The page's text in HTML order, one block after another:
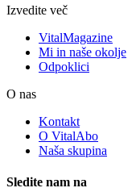
Izvedite več
VitalMagazine
Mi in naše okolje
Odpoklici
O nas
Kontakt
O VitalAbo
Naša skupina
Sledite nam na